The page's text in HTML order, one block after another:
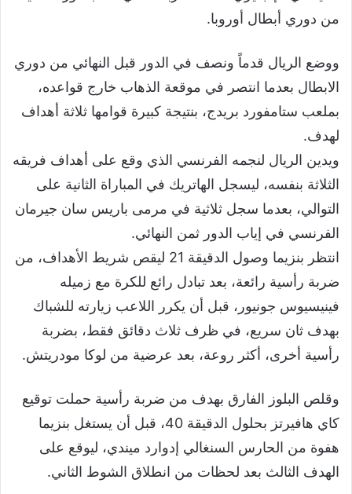
من دوري أبطال أوروبا.
ووضع الريال قدماً ونصف في الدور قبل النهائي من دوري
الابطال بعدما انتصر في موقعة الذهاب خارج قواعده،
بملعب ستامفورد بريدج، بنتيجة كبيرة قوامها ثلاثة أهداف
لهدف.
ويدين الريال لنجمه الفرنسي الذي وقع على أهداف فريقه
الثلاثة بنفسه، ليسجل الهاتريك في المباراة الثانية على
التوالي، بعدما سجل ثلاثية في مرمى باريس سان جيرمان
الفرنسي في إياب الدور ثمن النهائي.
انتظر بنزيما وصول الدقيقة 21 ليقص شريط الأهداف، من
ضربة رأسية رائعة، بعد تبادل رائع للكرة مع زميله
فينيسيوس جونيور، قبل أن يكرر اللاعب زيارته للشباك
بهدف ثان سريع، في ظرف ثلاث دقائق فقط، بضربة
رأسية أخرى، أكثر روعة، بعد عرضية من لوكا مودريتش.
وقلص البلوز الفارق بهدف من ضربة رأسية حملت توقيع
كاي هافيرتز بحلول الدقيقة 40، قبل أن يستغل بنزيما
هفوة من الحارس السنغالي إدوارد ميندي، ليوقع على
الهدف الثالث بعد لحظات من انطلاق الشوط الثاني.